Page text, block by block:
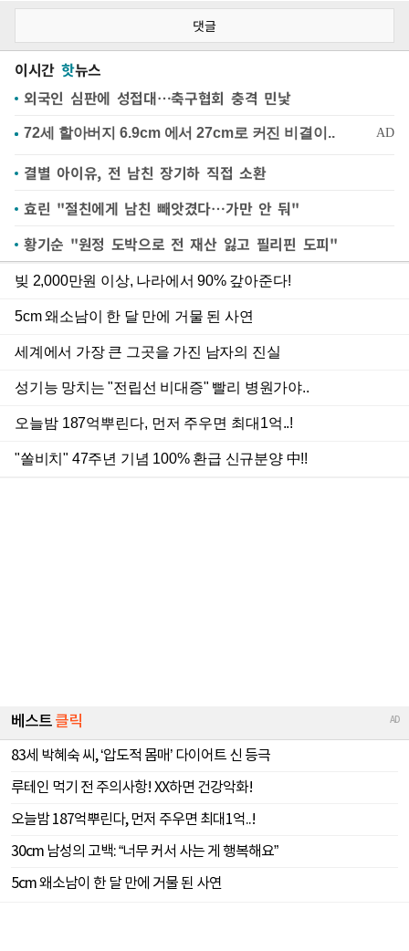
댓글
이시간 핫뉴스
외국인 심판에 성접대…축구협회 충격 민낯
결별 아이유, 전 남친 장기하 직접 소환
효린 "절친에게 남친 빼앗겼다…가만 안 둬"
황기순 "원정 도박으로 전 재산 잃고 필리핀 도피"